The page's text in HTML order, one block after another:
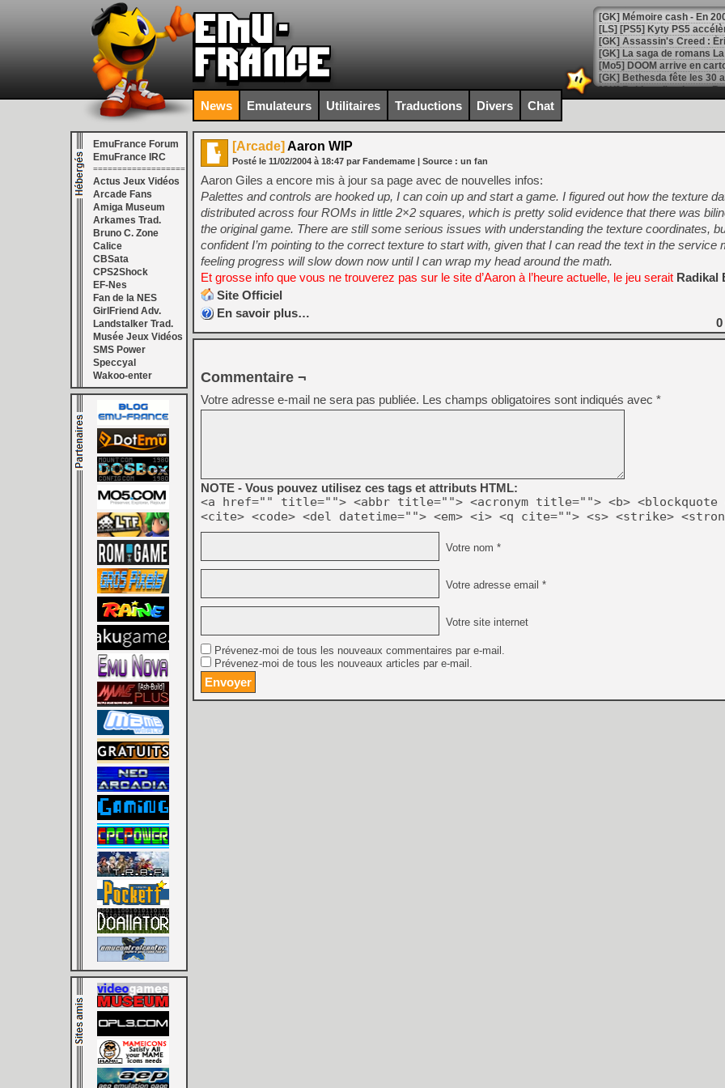
[Mo5] DOOM arrive en
[GK] Bethesda fête les 30
[GK] Roblox : l'action en
[GK] Agenda - GeForce
[LS] [PS5] ps5-y2jb-
[GK] Pourquoi Marvel
[GK] Test : Restory : Chill
[GK] GTA 6 : Rockstar
[GK] Hot Wheels Infinite
[GK] Mémoire cash -
[GK] Résultats Nintendo :
[GK] Déjà des
[Mo5] Brickboy cherche à
[GK] Minecraft et ses «
[GK] Beast of
[GK] Ubisoft : fin de partie
[GK] Mémoire cash -
[GK] Dan Houser (GTA)
[GK] Comment EA Sports
[GK] Crimson Moon : un
[GK] Isle of Reveries : le
[GK] Moonlighter 2 : The
[GK] Capcom relance
[Mo5] Deux inédits du
[GK] Le beat'em up The
[GK] Endless Legend 2 :
[LS] [PS5] Premiers
News Emulateurs Utilitaires Traductions Divers Chat
EmuFrance Forum
EmuFrance IRC
===================
Actus Jeux Vidéos
Arcade Fans
Amiga Museum
Arkames Trad.
Bruno C. Zone
Calice
CBSata
CPS2Shock
EF-Nes
Fan de la NES
GirlFriend Adv.
Landstalker Trad.
Musée Jeux Vidéos
SMS Power
Speccyal
Wakoo-enter
[Arcade] Aaron WIP
Posté le 11/02/2004 à 18:47 par Fandemame | Source : un fan
Aaron Giles a encore mis à jour sa page avec de nouvelles infos:
Palettes and controls are hooked up, I can coin up and start a game. I figured out how the texture
distributed across four ROMs in little 2×2 squares, which is pretty solid evidence that there was
the original game. There are still some serious issues with understanding the texture coordinates,
confident I’m pointing to the correct texture to start with, given that I can read the text in the service
feeling progress will slow down now until I can wrap my head around the math.
Et grosse info que vous ne trouverez pas sur le site d’Aaron à l’heure actuelle, le jeu serait Radikal
Site Officiel
En savoir plus…
0
Commentaire ¬
Votre adresse e-mail ne sera pas publiée. Les champs obligatoires sont indiqués avec *
NOTE - Vous pouvez utilisez ces tags et attributs HTML:
<a href="" title=""> <abbr title=""> <acronym title=""> <b> <blockquote
<cite> <code> <del datetime=""> <em> <i> <q cite=""> <s> <strike>
Votre nom *
Votre adresse email *
Votre site internet
Prévenez-moi de tous les nouveaux commentaires par e-mail.
Prévenez-moi de tous les nouveaux articles par e-mail.